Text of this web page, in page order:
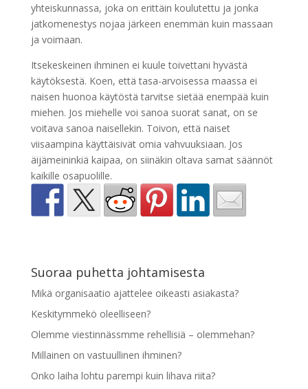
yhteiskunnassa, joka on erittäin koulutettu ja jonka
jatkomenestys nojaa järkeen enemmän kuin massaan
ja voimaan.
Itsekeskeinen ihminen ei kuule toivettani hyvästä
käytöksestä. Koen, että tasa-arvoisessa maassa ei
naisen huonoa käytöstä tarvitse sietää enempää kuin
miehen. Jos miehelle voi sanoa suorat sanat, on se
voitava sanoa naisellekin. Toivon, että naiset
viisaampina käyttäisivät omia vahvuuksiaan. Jos
äijämeininkiä kaipaa, on siinäkin oltava samat säännöt
kaikille osapuolille.
Suoraa puhetta johtamisesta
Mikä organisaatio ajattelee oikeasti asiakasta?
Keskitymmekö oleelliseen?
Olemme viestinnässmme rehellisiä – olemmehan?
Millainen on vastuullinen ihminen?
Onko laiha lohtu parempi kuin lihava riita?